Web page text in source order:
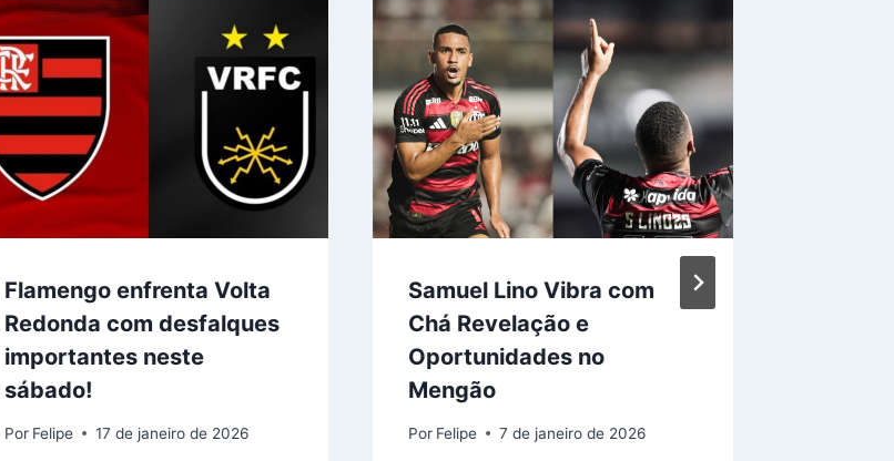
Flamengo enfrenta Volta
Redonda com desfalques
importantes neste
sábado!
Por Felipe 17 de janeiro de 2026
Samuel Lino Vibra com
Chá Revelação e
Oportunidades no
Mengão
Por Felipe 7 de janeiro de 2026